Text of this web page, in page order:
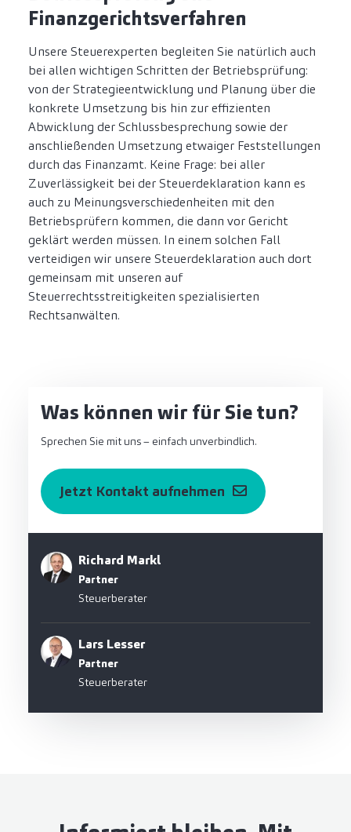
Finanzgerichtsverfahren
Unsere Steuerexperten begleiten Sie natürlich auch
bei allen wichtigen Schritten der Betriebsprüfung:
von der Strategieentwicklung und Planung über die
konkrete Umsetzung bis hin zur effizienten
Abwicklung der Schlussbesprechung sowie der
anschließenden Umsetzung etwaiger Feststellungen
durch das Finanzamt. Keine Frage: bei aller
Zuverlässigkeit bei der Steuerdeklaration kann es
auch zu Meinungsverschiedenheiten mit den
Betriebsprüfern kommen, die dann vor Gericht
geklärt werden müssen. In einem solchen Fall
verteidigen wir unsere Steuerdeklaration auch dort
gemeinsam mit unseren auf
Steuerrechtsstreitigkeiten spezialisierten
Rechtsanwälten.
Richard Markl
Partner
Steuerberater
Lars Lesser
Partner
Steuerberater
Was können wir für Sie tun?
Sprechen Sie mit uns – einfach unverbindlich.
Jetzt Kontakt aufnehmen